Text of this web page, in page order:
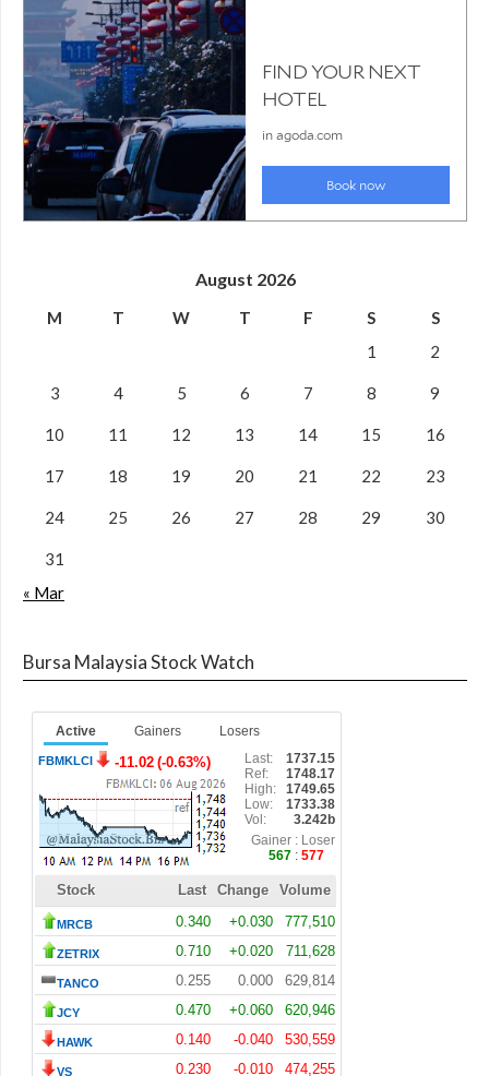
August 2026
M T W T F S
S
1
2
3 4 5 6 7 8 9
10 11 12 13 14 15 16
17 18 19 20 21 22 23
24 25 26 27 28 29 30
31
« Mar
Bursa Malaysia Stock Watch